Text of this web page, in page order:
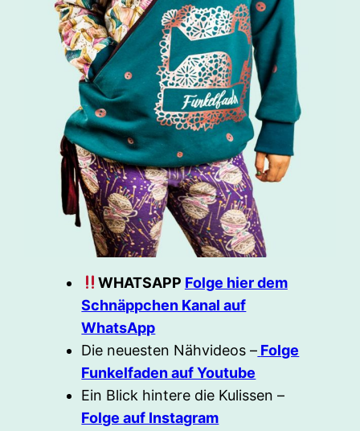
WHATSAPP Folge hier dem
Schnäppchen Kanal auf
WhatsApp
Die neuesten Nähvideos – Folge
Funkelfaden auf Youtube
Ein Blick hintere die Kulissen –
Folge auf Instagram